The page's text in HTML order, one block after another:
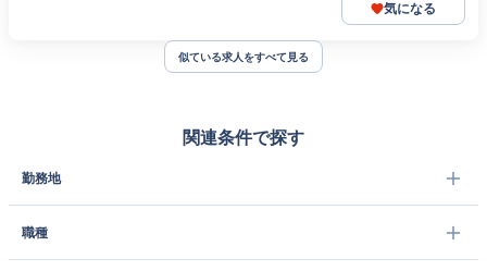
気になる
似ている求人をすべて見る
関連条件で探す
勤務地
職種